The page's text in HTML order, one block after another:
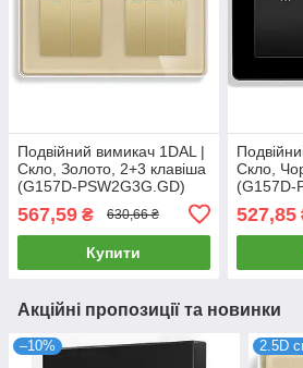
Подвійний вимикач 1DAL |
Скло, Золото, 2+3 клавіша
(G157D-PSW2G3G.GD)
567,59 ₴ 630,66 ₴
Купити
Скло,
(G157D-
527,85
Акційні пропозиції та новинки
–10% 2.5D